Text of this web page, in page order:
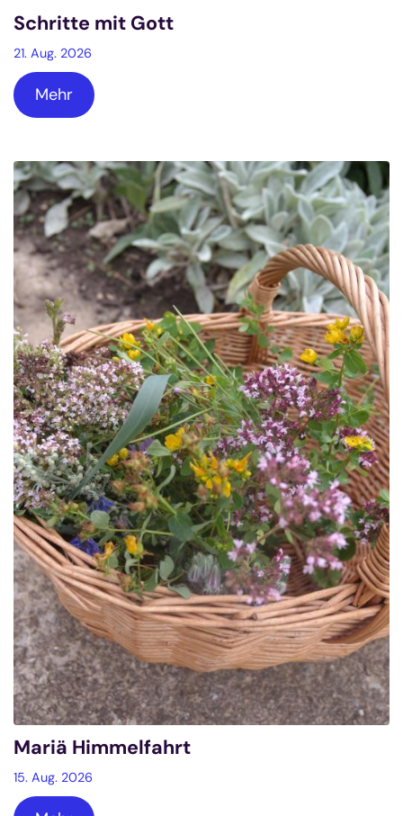
Schritte mit Gott
21. Aug. 2026
Mehr
Mariä Himmelfahrt
15. Aug. 2026